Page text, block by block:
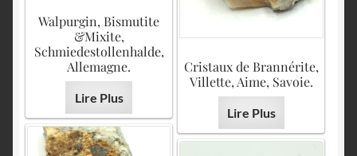
Walpurgin, Bismutite
&Mixite,
Schmiedestollenhalde,
Allemagne.
Lire Plus
Cristaux de Brannérite,
Villette, Aime, Savoie.
Lire Plus